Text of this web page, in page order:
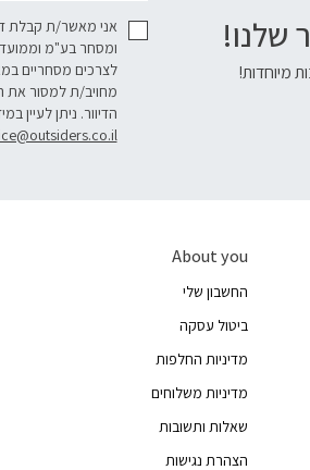
שלנו!
מיוחדות!
אני מאשר/ת קבלת
ומסחר בע"מ
לצרכים מסחריים
מחויב/ת למסור את
הדיוור. ניתן לעיין
About you
החשבון שלי
ביטול עסקה
מדיניות החלפות
מדיניות משלוחים
שאלות ותשובות
הצהרת נגישות